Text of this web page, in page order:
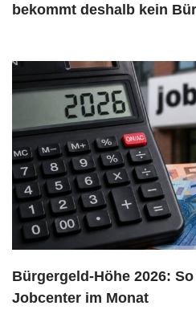
bekommt deshalb kein
Bürgergeld-Höhe 2026:
Jobcenter im Monat